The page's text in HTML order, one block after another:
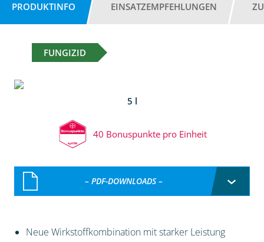
PRODUKTINFO EINSATZEMPFEHLUNGEN
FUNGIZID
5 l
40 Bonuspunkte pro Einheit
– PDF-DOWNLOADS –
Neue Wirkstoffkombination mit starker Leistung